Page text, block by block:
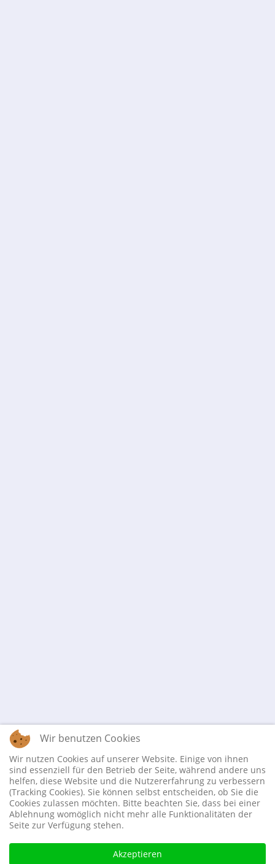
Wir benutzen Cookies
Wir nutzen Cookies auf unserer Website. Einige von ihnen
sind essenziell für den Betrieb der Seite, während andere uns
helfen, diese Website und die Nutzererfahrung zu verbessern
(Tracking Cookies). Sie können selbst entscheiden, ob Sie die
Cookies zulassen möchten. Bitte beachten Sie, dass bei einer
Ablehnung womöglich nicht mehr alle Funktionalitäten der
Seite zur Verfügung stehen.
Akzeptieren